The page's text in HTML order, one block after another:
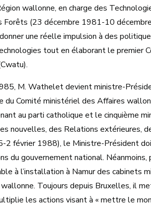
wallonne, en charge des
(23 décembre 1981-10
une réelle impulsion à des
tout en élaborant le premier
M. Wathelet devient ministre-
du Comité ministériel des Affaires
au parti catholique et le cinquième
nouvelles, des Relations extérieures,
2 février 1988), le Ministre-Président
du gouvernement national.
à l’installation à Namur des cabinets
Toujours depuis Bruxelles, il
les actions visant à « mettre le